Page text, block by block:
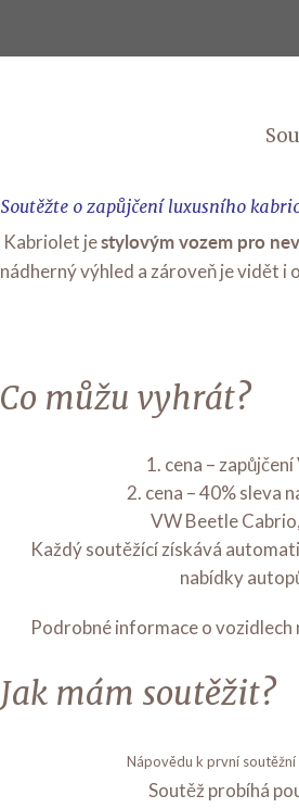
Soutěžte o zapůjčení luxusního
Kabriolet jestylovým vozem pro
nádherný výhled a zároveň je vidět i
Co můžu vyhrát?
1. cena –
2. cena – 40% sleva
VW Beetle
Každý soutěžící získává
nabídky
Podrobné informace o
Jak mám soutěžit?
Nápovědu k první
Soutěž probíhá